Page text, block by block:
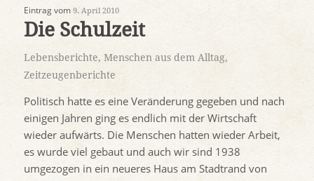
Eintrag vom 9. April 2010
Die Schulzeit
Lebensberichte, Menschen aus dem Alltag,
Zeitzeugenberichte
Politisch hatte es eine Veränderung gegeben und nach
einigen Jahren ging es endlich mit der Wirtschaft
wieder aufwärts. Die Menschen hatten wieder Arbeit,
es wurde viel gebaut und auch wir sind 1938
umgezogen in ein neueres Haus am Stadtrand von